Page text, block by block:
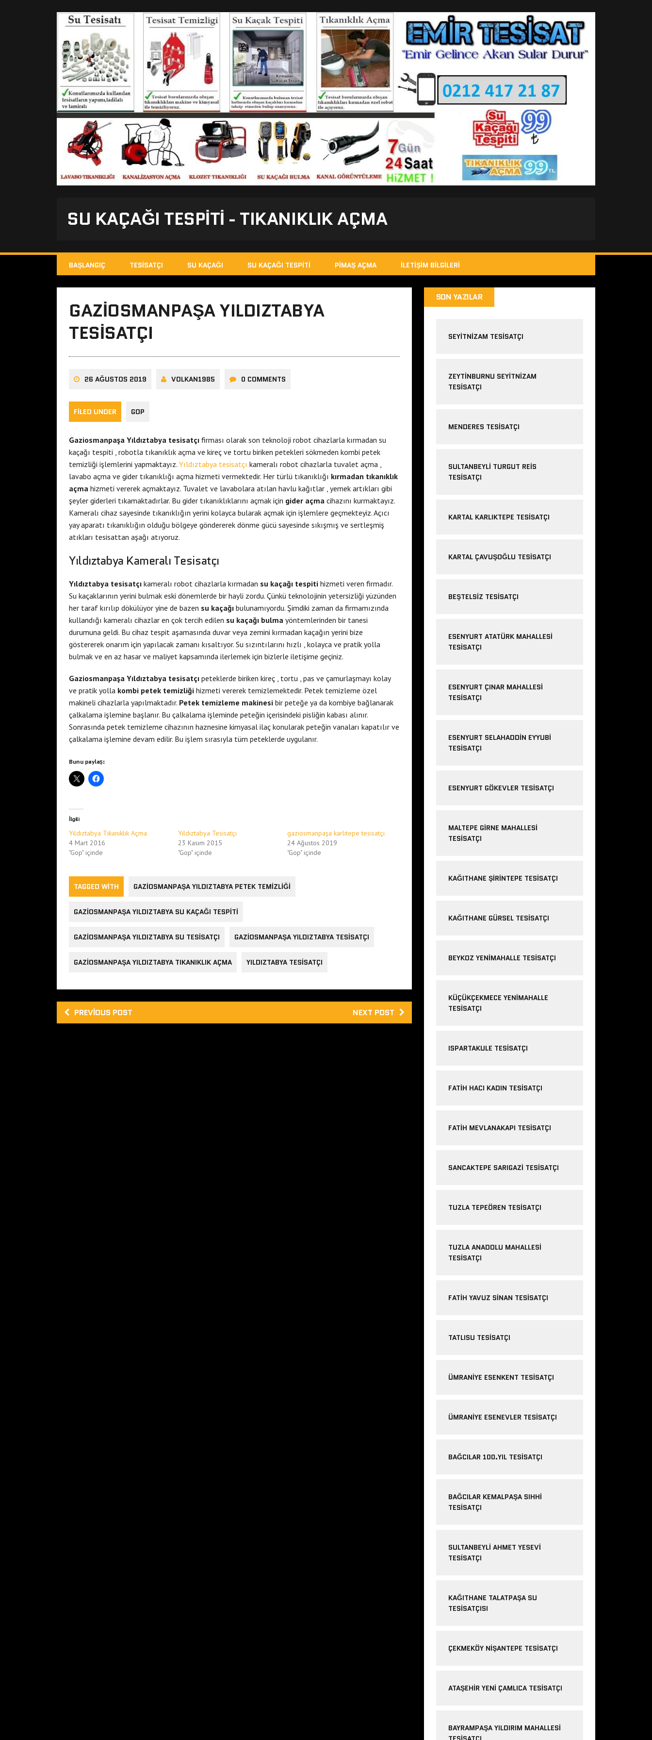
SU KAÇAĞI TESPITI - TIKANIKLIK AÇMA
BAŞLANGIÇ TESISATÇI SU KAÇAĞI SU KAÇAĞI TESPITI PIMAŞ AÇMA İLETIŞIM BILGILERI
GAZIOSMANPAŞA YILDIZTABYA
TESISATÇI
26 AĞUSTOS 2019 VOLKAN1985 0 COMMENTS
FILED UNDER GOP
Gaziosmanpaşa Yıldıztabya tesisatçı firması olarak son teknoloji robot cihazlarla kırmadan su
kaçağı tespiti , robotla tıkanıklık açma ve kireç ve tortu biriken petekleri sökmeden kombi petek
temizliği işlemlerini yapmaktayız. Yıldıztabya tesisatçı kameralı robot cihazlarla tuvalet açma ,
lavabo açma ve gider tıkanıklığı açma hizmeti vermektedir. Her türlü tıkanıklığı kırmadan tıkanıklık
açma hizmeti vererek açmaktayız. Tuvalet ve lavabolara atılan havlu kağıtlar , yemek artıkları gibi
şeyler giderleri tıkamaktadırlar. Bu gider tıkanıklıklarını açmak için gider açma cihazını kurmaktayız.
Kameralı cihaz sayesinde tıkanıklığın yerini kolayca bularak açmak için işlemlere geçmekteyiz. Açıcı
yay aparatı tıkanıklığın olduğu bölgeye göndererek dönme gücü sayesinde sıkışmış ve sertleşmiş
atıkları tesisattan aşağı atıyoruz.
Yıldıztabya Kameralı Tesisatçı
Yıldıztabya tesisatçı kameralı robot cihazlarla kırmadan su kaçağı tespiti hizmeti veren firmadır.
Su kaçaklarının yerini bulmak eski dönemlerde bir hayli zordu. Çünkü teknolojinin yetersizliği yüzünden
her taraf kırılıp dökülüyor yine de bazen su kaçağı bulunamıyordu. Şimdiki zaman da firmamızında
kullandığı kameralı cihazlar en çok tercih edilen su kaçağı bulma yöntemlerinden bir tanesi
durumuna geldi. Bu cihaz tespit aşamasında duvar veya zemini kırmadan kaçağın yerini bize
göstererek onarım için yapılacak zamanı kısaltıyor. Su sızıntılarını hızlı , kolayca ve pratik yolla
bulmak ve en az hasar ve maliyet kapsamında ilerlemek için bizlerle iletişime geçiniz.
Gaziosmanpaşa Yıldıztabya tesisatçı peteklerde biriken kireç , tortu , pas ve çamurlaşmayı kolay
ve pratik yolla kombi petek temizliği hizmeti vererek temizlemektedir. Petek temizleme özel
makineli cihazlarla yapılmaktadır. Petek temizleme makinesi bir peteğe ya da kombiye bağlanarak
çalkalama işlemine başlanır. Bu çalkalama işleminde peteğin içerisindeki pisliğin kabası alınır.
Sonrasında petek temizleme cihazının haznesine kimyasal ilaç konularak peteğin vanaları kapatılır ve
çalkalama işlemine devam edilir. Bu işlem sırasıyla tüm peteklerde uygulanır.
Bunu paylaş:
İlgili
Yıldıztabya Tıkanıklık Açma
4 Mart 2016
"Gop" içinde
Yıldıztabya Tesisatçı
23 Kasım 2015
"Gop" içinde
gaziosmanpaşa karlıtepe tesisatçı
24 Ağustos 2019
"Gop" içinde
TAGGED WITH GAZIOSMANPAŞA YILDIZTABYA PETEK TEMIZLIĞI
GAZIOSMANPAŞA YILDIZTABYA SU KAÇAĞI TESPITI
GAZIOSMANPAŞA YILDIZTABYA SU TESISATÇI GAZIOSMANPAŞA YILDIZTABYA TESISATÇI
GAZIOSMANPAŞA YILDIZTABYA TIKANIKLIK AÇMA YILDIZTABYA TESISATÇI
PREVIOUS POST NEXT POST
SON YAZILAR
SEYITNIZAM TESISATÇI
ZEYTINBURNU SEYITNIZAM
TESISATÇI
MENDERES TESISATÇI
SULTANBEYLI TURGUT REIS
TESISATÇI
KARTAL KARLIKTEPE TESISATÇI
KARTAL ÇAVUŞOĞLU TESISATÇI
BEŞTELSIZ TESISATÇI
ESENYURT ATATÜRK MAHALLESI
TESISATÇI
ESENYURT ÇINAR MAHALLESI
TESISATÇI
ESENYURT SELAHADDIN EYYUBI
TESISATÇI
ESENYURT GÖKEVLER TESISATÇI
MALTEPE GIRNE MAHALLESI
TESISATÇI
KAĞITHANE ŞIRINTEPE TESISATÇI
KAĞITHANE GÜRSEL TESISATÇI
BEYKOZ YENIMAHALLE TESISATÇI
KÜÇÜKÇEKMECE YENIMAHALLE
TESISATÇI
ISPARTAKULE TESISATÇI
FATIH HACI KADIN TESISATÇI
FATIH MEVLANAKAPI TESISATÇI
SANCAKTEPE SARIGAZI TESISATÇI
TUZLA TEPEÖREN TESISATÇI
TUZLA ANADOLU MAHALLESI
TESISATÇI
FATIH YAVUZ SINAN TESISATÇI
TATLISU TESISATÇI
ÜMRANIYE ESENKENT TESISATÇI
ÜMRANIYE ESENEVLER TESISATÇI
BAĞCILAR 100.YIL TESISATÇI
BAĞCILAR KEMALPAŞA SIHHI
TESISATÇI
SULTANBEYLI AHMET YESEVI
TESISATÇI
KAĞITHANE TALATPAŞA SU
TESISATÇISI
ÇEKMEKÖY NIŞANTEPE TESISATÇI
ATAŞEHIR YENI ÇAMLICA TESISATÇI
BAYRAMPAŞA YILDIRIM MAHALLESI